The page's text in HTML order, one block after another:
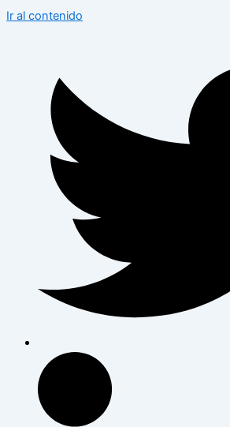
Ir al contenido